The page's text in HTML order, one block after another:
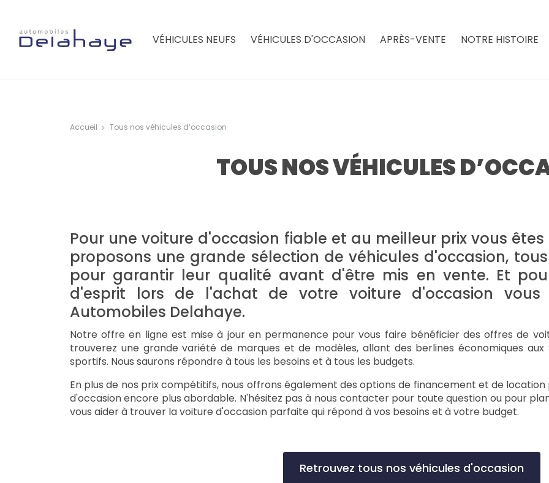
VÉHICULES NEUFS VÉHICULES D'OCCASION APRÈS-VENTE NOTRE HISTOIRE
TOUS NOS VÉHICULES
Accueil Tous nos véhicules d’occasion
Pour une voiture d'occasion fiable et au meilleur prix vous
proposons une grande sélection de véhicules d'occasion,
pour garantir leur qualité avant d'être mis en vente. Et
d'esprit lors de l'achat de votre voiture d'occasion
Automobiles Delahaye.
Notre offre en ligne est mise à jour en permanence pour vous faire bénéficier des offres de
trouverez une grande variété de marques et de modèles, allant des berlines économiques aux
sportifs. Nous saurons répondre à tous les besoins et à tous les budgets.
En plus de nos prix compétitifs, nous offrons également des options de financement et de
d'occasion encore plus abordable. N'hésitez pas à nous contacter pour toute question ou pour
vous aider à trouver la voiture d'occasion parfaite qui répond à vos besoins et à votre budget.
Retrouvez tous nos véhicules d'occasion